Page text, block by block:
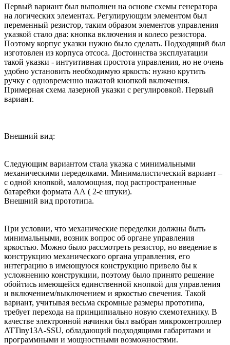
Первый вариант был выполнен на основе схемы генератора
на логических элементах. Регулирующим элементом был
переменный резистор, таким образом элементов управления
указкой стало два: кнопка включения и колесо резистора.
Поэтому корпус указки нужно было cделать. Подходящий был
изготовлен из корпуса отсоса. Достоинства эксплуатации
такой указки - интуитивная простота управления, но не очень
удобно установить необходимую яркость: нужно крутить
ручку с одновременно нажатой кнопкой включения.
Примерная схема лазерной указки с регулировкой. Первый
вариант.
Внешний вид:
Следующим вариантом стала указка с минимальными
механическими переделками. Минималистический вариант –
с одной кнопкой, маломощная, под распространенные
батарейки формата АА ( 2-е штуки).
Внешний вид прототипа.
При условии, что механические переделки должны быть
минимальными, возник вопрос об органе управления
яркостью. Можно было рассмотреть резистор, но введение в
конструкцию механического органа управления, его
интеграцию в имеющуюся конструкцию привело бы к
усложнению конструкции, поэтому было принято решение
обойтись имеющейся единственной кнопкой для управления
и включением/выключением и яркостью свечения. Такой
вариант, учитывая весьма скромные размеры прототипа,
требует перехода на принципиально новую схемотехнику. В
качестве электронной начинки был выбран микроконтроллер
ATTiny13A-SSU, обладающий подходящими габаритами и
программными и мощностными возможностями.